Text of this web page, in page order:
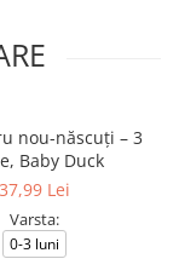
nou-născuți – 3
Baby Duck
37,99 Lei
Varsta:
0-3 luni